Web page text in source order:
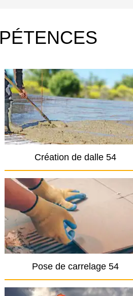
Création de dalle 54
Pose de carrelage 54